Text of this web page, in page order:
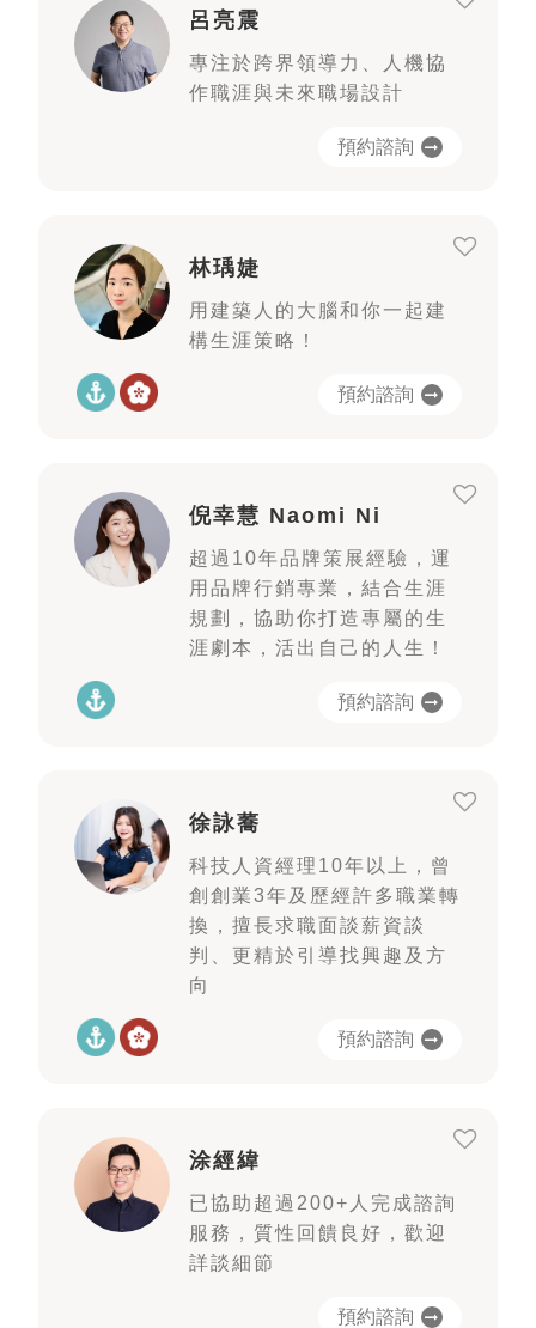
呂亮震
專注於跨界領導力、人機協
作職涯與未來職場設計
預約諮詢
林瑀婕
用建築人的大腦和你一起建
構生涯策略！
預約諮詢
倪幸慧 Naomi Ni
超過10年品牌策展經驗，運
用品牌行銷專業，結合生涯
規劃，協助你打造專屬的生
涯劇本，活出自己的人生！
預約諮詢
徐詠蕎
科技人資經理10年以上，曾
創創業3年及歷經許多職業轉
換，擅長求職面談薪資談
判、更精於引導找興趣及方
向
預約諮詢
涂經緯
已協助超過200+人完成諮詢
服務，質性回饋良好，歡迎
詳談細節
預約諮詢